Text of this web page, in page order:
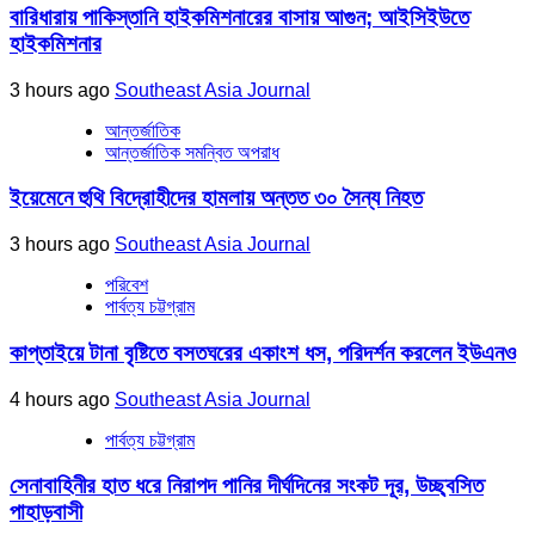
বারিধারায় পাকিস্তানি হাইকমিশনারের বাসায় আগুন; আইসিইউতে
হাইকমিশনার
3 hours ago Southeast Asia Journal
আন্তর্জাতিক
আন্তর্জাতিক সমন্বিত অপরাধ
ইয়েমেনে হুথি বিদ্রোহীদের হামলায় অন্তত ৩০ সৈন্য নিহত
3 hours ago Southeast Asia Journal
পরিবেশ
পার্বত্য চট্টগ্রাম
কাপ্তাইয়ে টানা বৃষ্টিতে বসতঘরের একাংশ ধস, পরিদর্শন করলেন ইউএনও
4 hours ago Southeast Asia Journal
পার্বত্য চট্টগ্রাম
সেনাবাহিনীর হাত ধরে নিরাপদ পানির দীর্ঘদিনের সংকট দূর, উচ্ছ্বসিত
পাহাড়বাসী